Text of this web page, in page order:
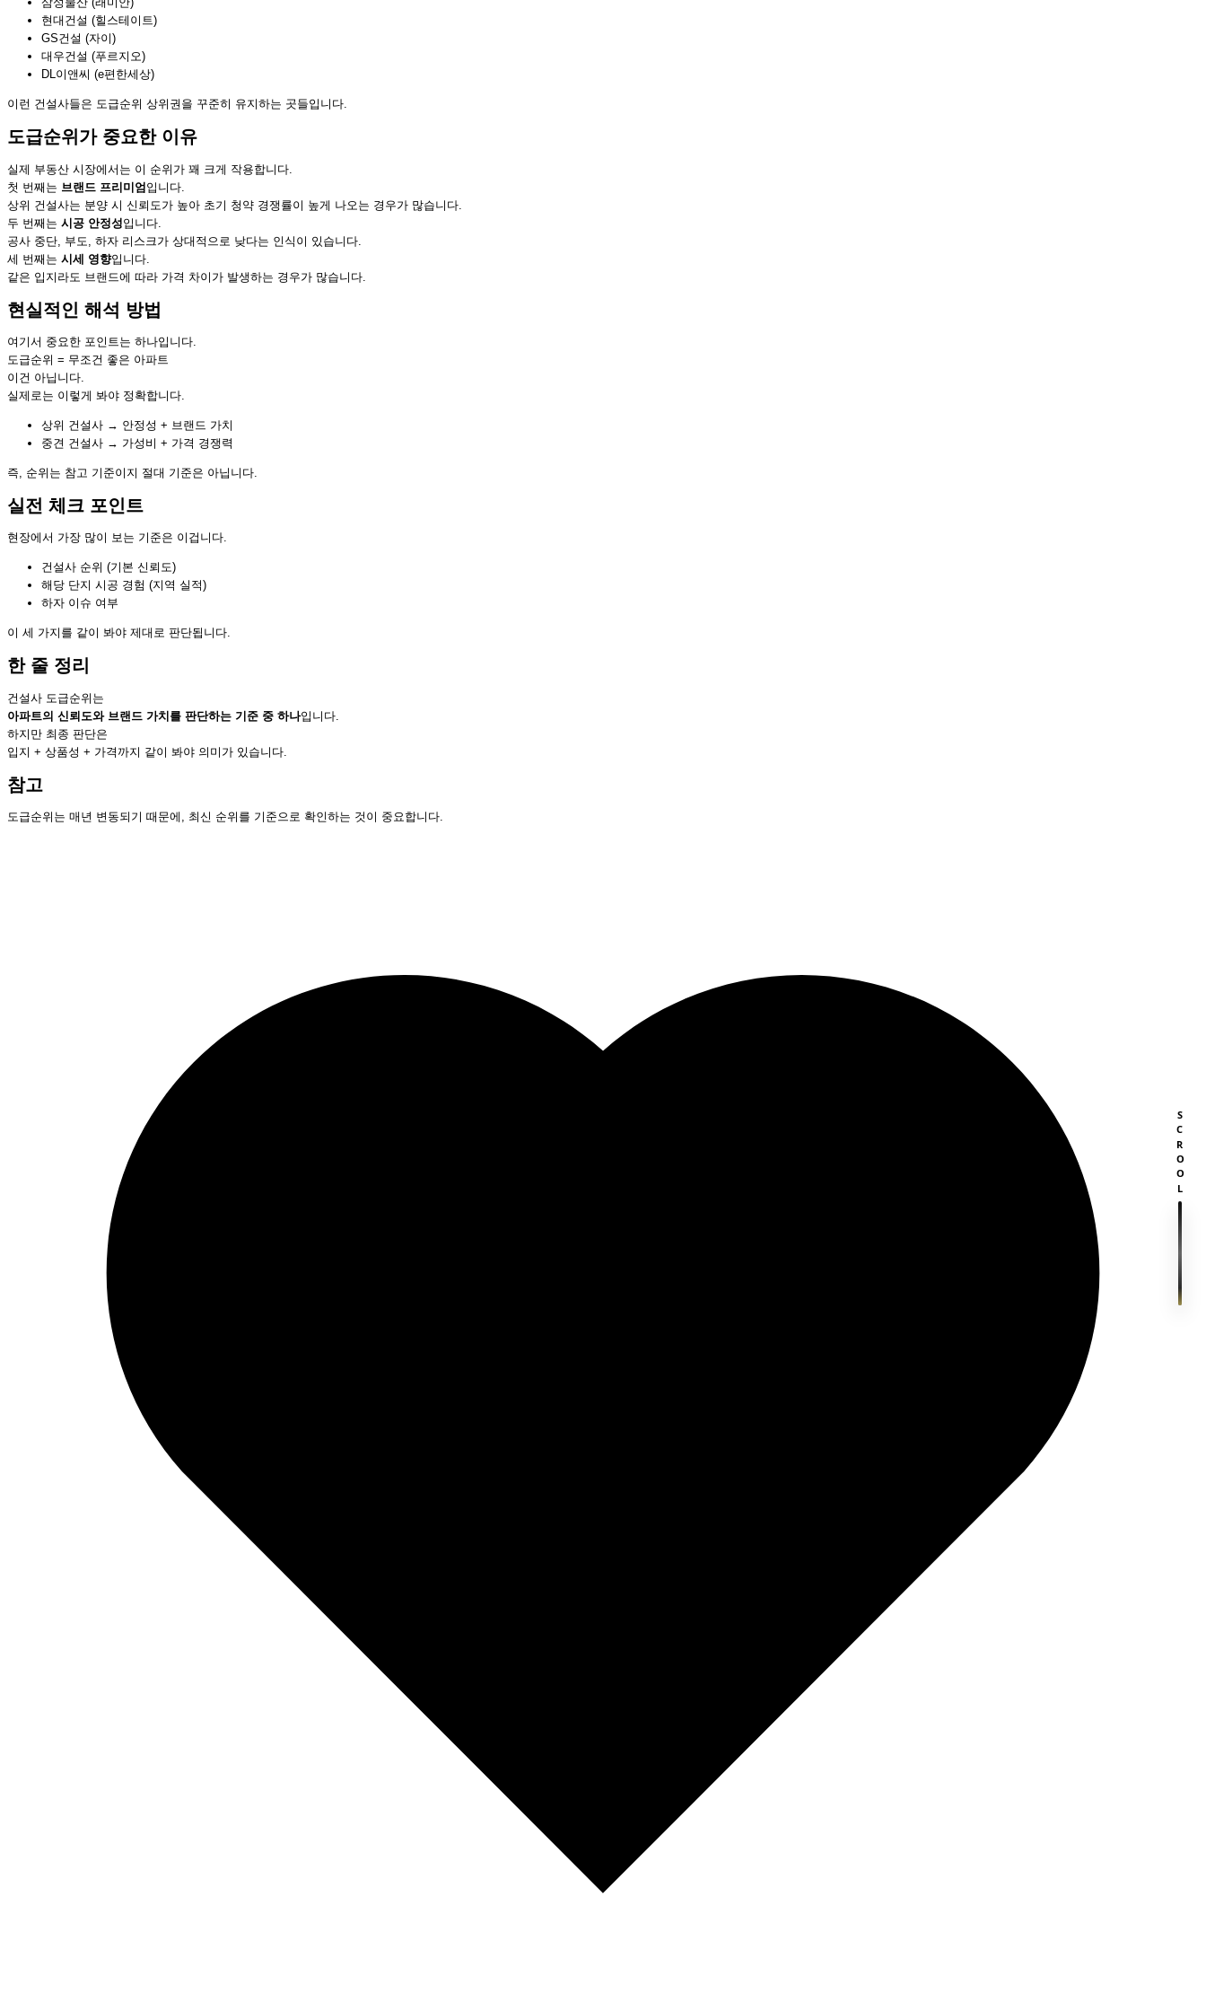
현대건설 (힐스테이트)
GS건설 (자이)
대우건설 (푸르지오)
DL이앤씨 (e편한세상)
이런 건설사들은 도급순위 상위권을 꾸준히 유지하는 곳들입니다.
도급순위가 중요한 이유
실제 부동산 시장에서는 이 순위가 꽤 크게 작용합니다.
첫 번째는 브랜드 프리미엄입니다.
상위 건설사는 분양 시 신뢰도가 높아 초기 청약 경쟁률이 높게 나오는 경우가 많습니다.
두 번째는 시공 안정성입니다.
공사 중단, 부도, 하자 리스크가 상대적으로 낮다는 인식이 있습니다.
세 번째는 시세 영향입니다.
같은 입지라도 브랜드에 따라 가격 차이가 발생하는 경우가 많습니다.
현실적인 해석 방법
여기서 중요한 포인트는 하나입니다.
도급순위 = 무조건 좋은 아파트
이건 아닙니다.
실제로는 이렇게 봐야 정확합니다.
상위 건설사 → 안정성 + 브랜드 가치
중견 건설사 → 가성비 + 가격 경쟁력
즉, 순위는 참고 기준이지 절대 기준은 아닙니다.
실전 체크 포인트
현장에서 가장 많이 보는 기준은 이겁니다.
건설사 순위 (기본 신뢰도)
해당 단지 시공 경험 (지역 실적)
하자 이슈 여부
이 세 가지를 같이 봐야 제대로 판단됩니다.
한 줄 정리
건설사 도급순위는
아파트의 신뢰도와 브랜드 가치를 판단하는 기준 중 하나입니다.
하지만 최종 판단은
입지 + 상품성 + 가격까지 같이 봐야 의미가 있습니다.
참고
도급순위는 매년 변동되기 때문에, 최신 순위를 기준으로 확인하는 것이 중요합니다.
SCROOL